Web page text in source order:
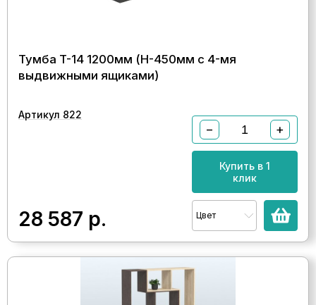
Тумба T-14 1200мм (H-450мм с 4-мя
выдвижными ящиками)
Артикул 822
28 587 р.
− +
Купить в 1
клик
Цвет